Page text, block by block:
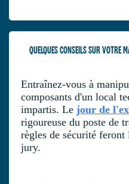
QUELQUES CONSEILS SUR VOTRE
Entraînez-vous à
composants d'un local
impartis. Le jour de
rigoureuse du poste de
règles de sécurité
jury.